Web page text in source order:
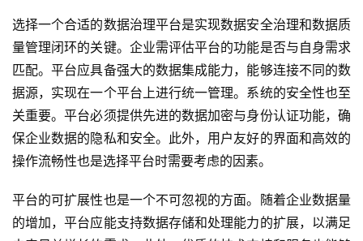
品
解
决
方
案
生
态
合
作
选择一个合适的数据治理平台是实现数据安全治理和数据质
量管理闭环的关键。企业需评估平台的功能是否与自身需求
匹配。平台应具备强大的数据集成能力，能够连接不同的数
据源，实现在一个平台上进行统一管理。系统的安全性也至
关重要。平台必须提供先进的数据加密与身份认证功能，确
保企业数据的隐私和安全。此外，用户友好的界面和高效的
操作流畅性也是选择平台时需要考虑的因素。
平台的可扩展性也是一个不可忽视的方面。随着企业数据量
的增加，平台应能支持数据存储和处理能力的扩展，以满足